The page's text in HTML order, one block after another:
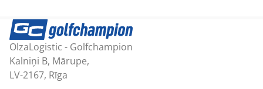
OlzaLogistic - Golfchampion
Kalniņi B, Mārupe,
LV-2167, Rīga